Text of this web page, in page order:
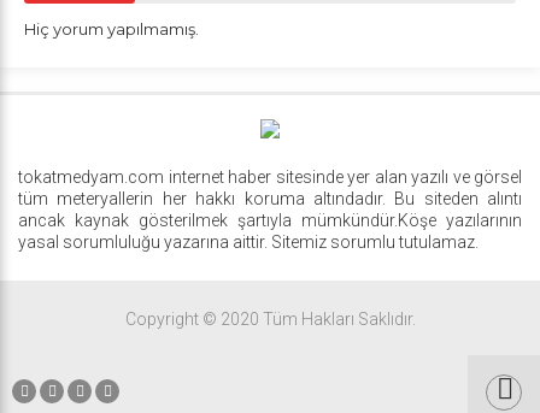
Hiç yorum yapılmamış.
tokatmedyam.com internet haber sitesinde yer alan yazılı ve görsel
tüm meteryallerin her hakkı koruma altındadır. Bu siteden alıntı
ancak kaynak gösterilmek şartıyla mümkündür.Köşe yazılarının
yasal sorumluluğu yazarına aittir. Sitemiz sorumlu tutulamaz.
Copyright © 2020 Tüm Hakları Saklıdır.